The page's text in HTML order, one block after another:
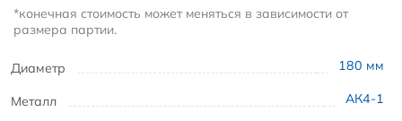
Диаметр 180 мм
Металл АК4-1
*конечная стоимость может меняться в зависимости от
размера партии.